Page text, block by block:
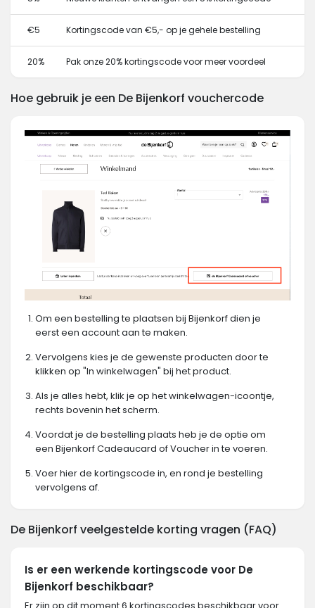
€5 Kortingscode van €5,- op je gehele bestelling
20% Pak onze 20% kortingscode voor meer voordeel
Hoe gebruik je een De Bijenkorf vouchercode
Om een bestelling te plaatsen bij Bijenkorf dien je
eerst een account aan te maken.
Vervolgens kies je de gewenste producten door te
klikken op "In winkelwagen" bij het product.
Als je alles hebt, klik je op het winkelwagen-icoontje,
rechts bovenin het scherm.
Voordat je de bestelling plaats heb je de optie om
een Bijenkorf Cadeaucard of Voucher in te voeren.
Voer hier de kortingscode in, en rond je bestelling
vervolgens af.
De Bijenkorf veelgestelde korting vragen (FAQ)
Is er een werkende kortingscode voor De
Bijenkorf beschikbaar?